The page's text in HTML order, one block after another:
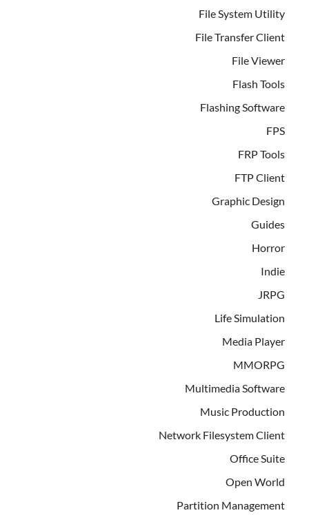
File System Utility
File Transfer Client
File Viewer
Flash Tools
Flashing Software
FPS
FRP Tools
FTP Client
Graphic Design
Guides
Horror
Indie
JRPG
Life Simulation
Media Player
MMORPG
Multimedia Software
Music Production
Network Filesystem Client
Office Suite
Open World
Partition Management